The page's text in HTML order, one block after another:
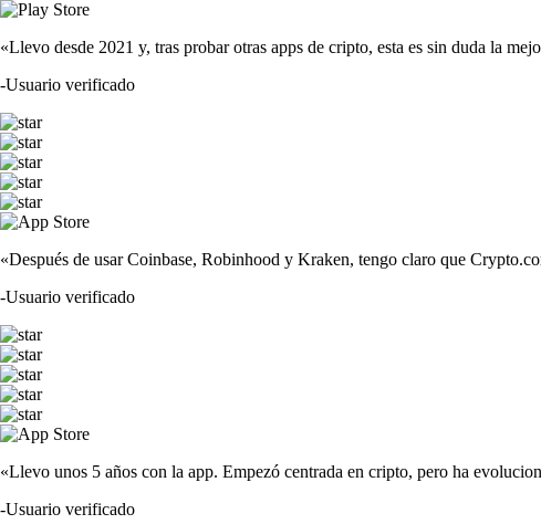
«Llevo desde 2021 y, tras probar otras apps de cripto, esta es sin duda la
-Usuario verificado
«Después de usar Coinbase, Robinhood y Kraken, tengo claro que
-Usuario verificado
«Llevo unos 5 años con la app. Empezó centrada en cripto, pero ha
-Usuario verificado